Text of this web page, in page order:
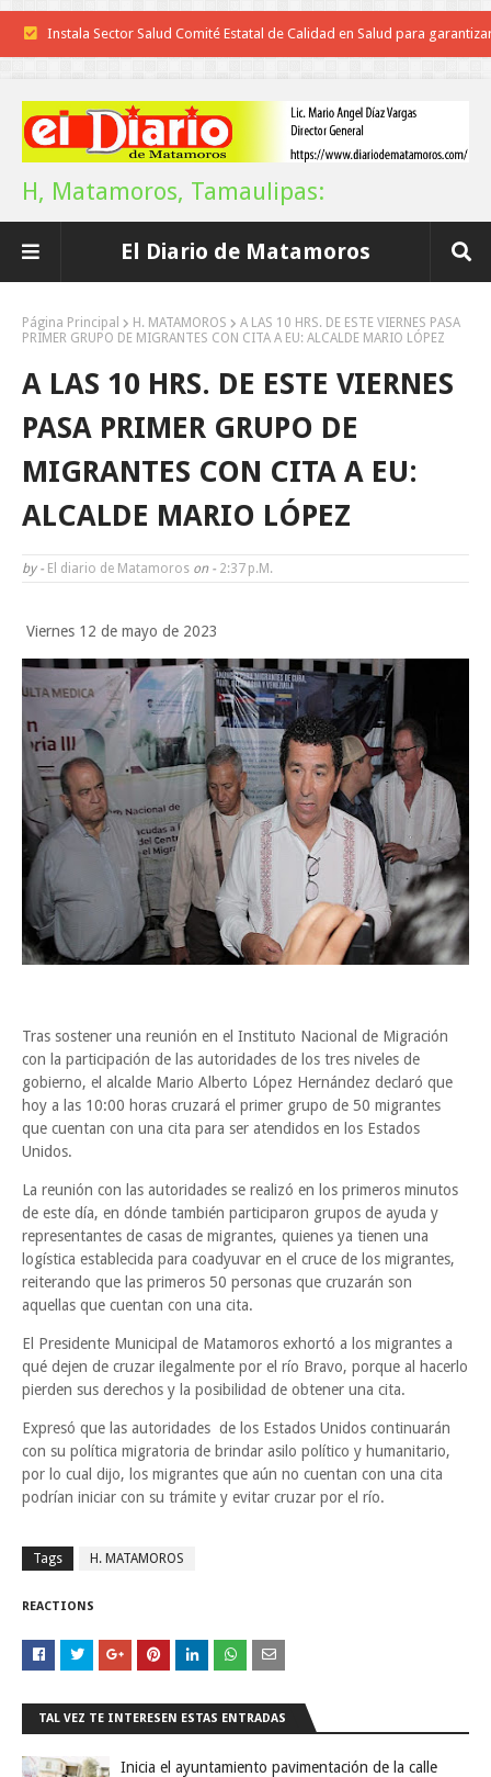
Instala Sector Salud Comité Estatal de Calidad en Salud para
Inicia el ayuntamiento pavimentación de la calle Miguel Alemán en
La UAT, Gobierno del Estado y ganaderos consolidan proyecto
Tam”
Funcionarios, periodistas y empresarios
Alberto Carrera Torres
Prepara la UAT el arranque del ciclo escolar Otoño 2026
A Tamaulipas…le llueve sobre mojado
Sabado, 8 Agosto
H, Matamoros, Tamaulipas:
El Diario de Matamoros
Página Principal H. MATAMOROS
A LAS 10 HRS. DE ESTE VIERNES PASA
PRIMER GRUPO DE MIGRANTES CON CITA A EU: ALCALDE MARIO LÓPEZ
A LAS 10 HRS. DE ESTE VIERNES
PASA PRIMER GRUPO DE
MIGRANTES CON CITA A EU:
ALCALDE MARIO LÓPEZ
by - El diario de Matamoros on - 2:37 P.m.
Viernes 12 de mayo de 2023
Tras sostener una reunión en el Instituto Nacional de Migración
con la participación de las autoridades de los tres niveles de
gobierno, el alcalde Mario Alberto López Hernández declaró que
hoy a las 10:00 horas cruzará el primer grupo de 50 migrantes
que cuentan con una cita para ser atendidos en los Estados
Unidos.
La reunión con las autoridades se realizó en los primeros minutos
de este día, en dónde también participaron grupos de ayuda y
representantes de casas de migrantes, quienes ya tienen una
logística establecida para coadyuvar en el cruce de los migrantes,
reiterando que las primeros 50 personas que cruzarán son
aquellas que cuentan con una cita.
El Presidente Municipal de Matamoros exhortó a los migrantes a
qué dejen de cruzar ilegalmente por el río Bravo, porque al hacerlo
pierden sus derechos y la posibilidad de obtener una cita.
Expresó que las autoridades de los Estados Unidos continuarán
con su política migratoria de brindar asilo político y humanitario,
por lo cual dijo, los migrantes que aún no cuentan con una cita
podrían iniciar con su trámite y evitar cruzar por el río.
Tags H. MATAMOROS
REACTIONS
TAL VEZ TE INTERESEN ESTAS ENTRADAS
Inicia el ayuntamiento pavimentación de la calle